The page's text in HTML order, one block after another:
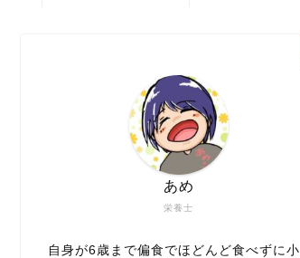
栄養士
あめ
自身が6歳まで偏食でほどんど食べずに小